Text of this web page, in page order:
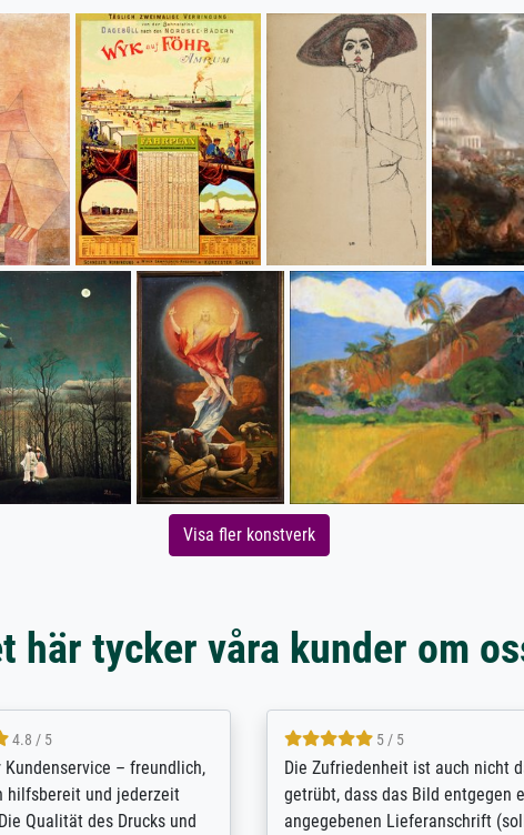
Visa fler konstverk
här tycker våra kunder om
5 / 5
mit der
Großvaters aus dem 1.
ich ein
4.8 / 5
Hervorragende Qualität. Man
vieles anpassen lassen, wie z.B.:
Randentfernung, Farbe,